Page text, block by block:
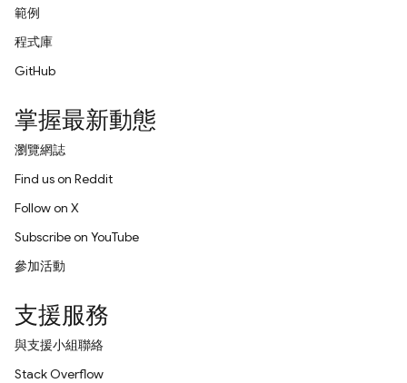
範例
程式庫
GitHub
掌握最新動態
瀏覽網誌
Find us on Reddit
Follow on X
Subscribe on YouTube
參加活動
支援服務
與支援小組聯絡
Stack Overflow